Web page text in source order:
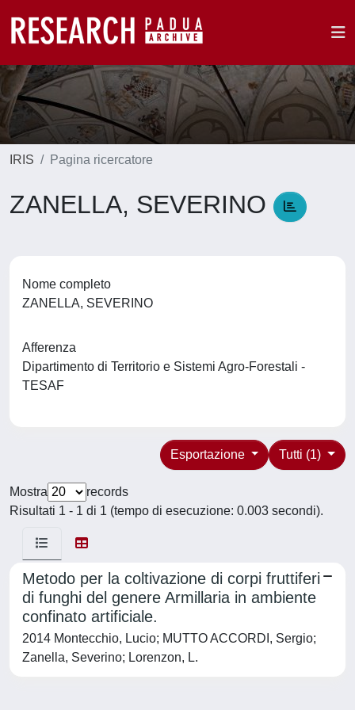
IRIS Pagina ricercatore
ZANELLA, SEVERINO
Nome completo
ZANELLA, SEVERINO
Afferenza
Dipartimento di Territorio e Sistemi Agro-Forestali -
TESAF
Tutti (1)
Esportazione
Mostra
records
Risultati 1 - 1 di 1 (tempo di esecuzione: 0.003 secondi).
Metodo per la coltivazione di corpi fruttiferi
di funghi del genere Armillaria in ambiente
confinato artificiale.
2014 Montecchio, Lucio; MUTTO ACCORDI, Sergio;
Zanella, Severino; Lorenzon, L.